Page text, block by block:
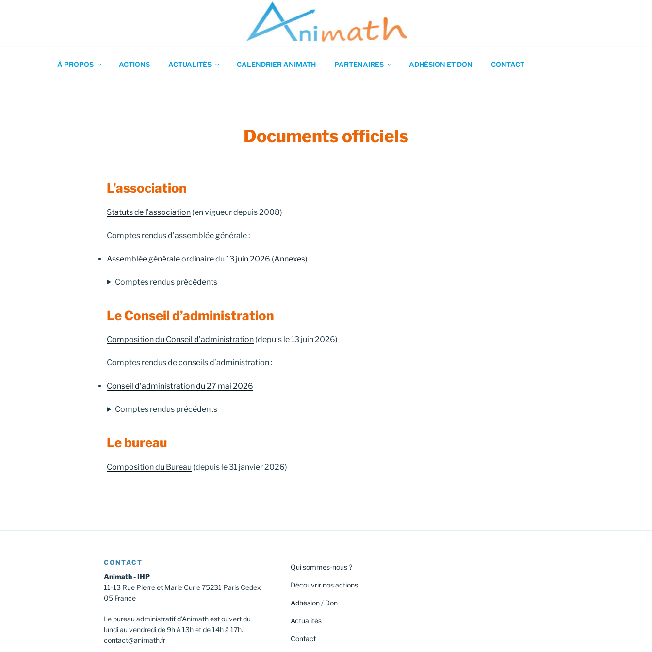
Association pour l'Animation en Mathématiques
À PROPOS ACTIONS ACTUALITÉS CALENDRIER ANIMATH PARTENAIRES ADHÉSION ET DON CONTACT
Documents officiels
L’association
Statuts de l’association (en vigueur depuis 2008)
Comptes rendus d’assemblée générale :
Assemblée générale ordinaire du 13 juin 2026 (Annexes)
Comptes rendus précédents
Le Conseil d’administration
Composition du Conseil d’administration (depuis le 13 juin 2026)
Comptes rendus de conseils d’administration :
Conseil d’administration du 27 mai 2026
Comptes rendus précédents
Le bureau
Composition du Bureau (depuis le 31 janvier 2026)
CONTACT
Animath - IHP
11-13 Rue Pierre et Marie Curie 75231 Paris Cedex
05 France
Le bureau administratif d’Animath est ouvert du
lundi au vendredi de 9h à 13h et de 14h à 17h.
contact@animath.fr
Qui sommes-nous ?
Découvrir nos actions
Adhésion / Don
Actualités
Contact